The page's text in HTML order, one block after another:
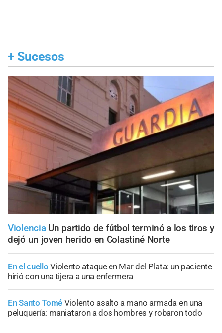
+ Sucesos
Violencia Un partido de fútbol terminó a los tiros y
dejó un joven herido en Colastiné Norte
En el cuello Violento ataque en Mar del Plata: un paciente
hirió con una tijera a una enfermera
En Santo Tomé Violento asalto a mano armada en una
peluquería: maniataron a dos hombres y robaron todo